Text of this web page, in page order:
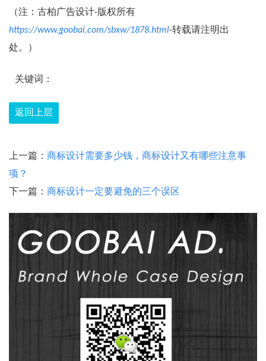
（注：古柏广告设计-版权所有
https://www.goobai.com/sbxw/1878.html-转载请注明出
处。）
关键词：
返回上层
上一篇： 商标设计需要多少钱，商标设计又有哪些注意事
项？
下一篇： 商标设计一定要避免的三个误区